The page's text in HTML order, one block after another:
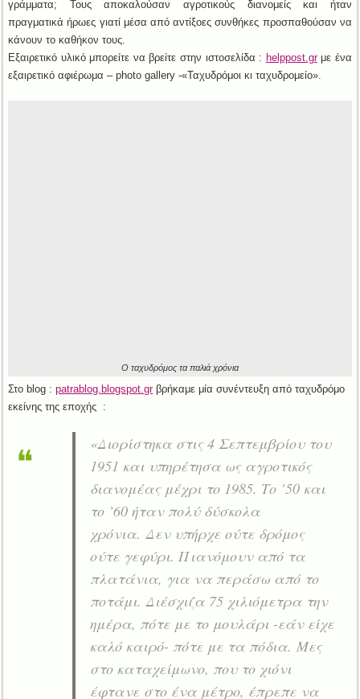
γράμματα; Τους αποκαλούσαν αγροτικούς διανομείς και ήταν
πραγματικά ήρωες γιατί μέσα από αντίξοες συνθήκες προσπαθούσαν να
κάνουν το καθήκον τους.
Εξαιρετικό υλικό μπορείτε να βρείτε στην ιστοσελίδα : helppost.grμε ένα
εξαιρετικό αφιέρωμα – photo gallery -«Ταχυδρόμοι κι ταχυδρομείο».
Ο ταχυδρόμος τα παλιά χρόνια
Στο blog :patrablog.blogspot.grβρήκαμε μία συνέντευξη από ταχυδρόμο
εκείνης της εποχής :
«Διορίστηκα στις 4 Σεπτεμβρίου του
1951 και υπηρέτησα ως αγροτικός
διανομέας μέχρι το 1985. Το ’50 και
το ’60 ήταν πολύ δύσκολα
χρόνια. Δεν υπήρχε ούτε δρόμος
ούτε γεφύρι. Πιανόμουν από τα
πλατάνια, για να περάσω από το
ποτάμι. Διέσχιζα 75 χιλιόμετρα την
ημέρα, πότε με το μουλάρι -εάν είχε
καλό καιρό- πότε με τα πόδια. Μες
στο καταχείμωνο, που το χιόνι
έφτανε στο ένα μέτρο, έπρεπε να